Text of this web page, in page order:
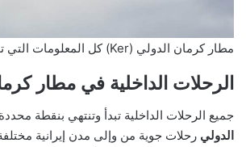
مطار كرمان الدولي (Ker) كل المعلومات التي تحتاجها ()
الرحلات الداخلية في مطار
جميع الرحلات الداخلية تبدأ وتنتهي بنقطة
الدولي رحلات جوية من وإلى مدن إيرانية